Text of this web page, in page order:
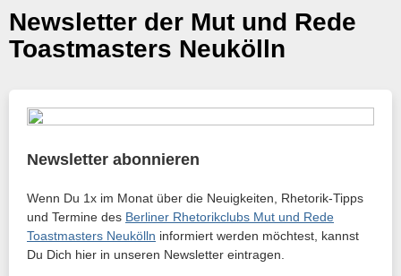
Newsletter der Mut und Rede
Toastmasters Neukölln
Newsletter abonnieren
Wenn Du 1x im Monat über die Neuigkeiten, Rhetorik-Tipps
und Termine des Berliner Rhetorikclubs Mut und Rede
Toastmasters Neukölln informiert werden möchtest, kannst
Du Dich hier in unseren Newsletter eintragen.